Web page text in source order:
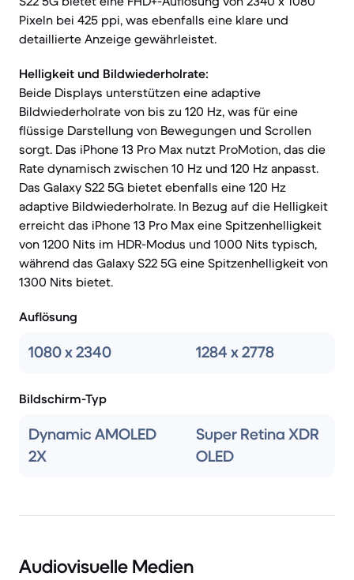
Pixeln bei 425 ppi, was ebenfalls eine klare und
detaillierte Anzeige gewährleistet.
Helligkeit und Bildwiederholrate:
Beide Displays unterstützen eine adaptive
Bildwiederholrate von bis zu 120 Hz, was für eine
flüssige Darstellung von Bewegungen und Scrollen
sorgt. Das iPhone 13 Pro Max nutzt ProMotion, das die
Rate dynamisch zwischen 10 Hz und 120 Hz anpasst.
Das Galaxy S22 5G bietet ebenfalls eine 120 Hz
adaptive Bildwiederholrate. In Bezug auf die Helligkeit
erreicht das iPhone 13 Pro Max eine Spitzenhelligkeit
von 1200 Nits im HDR-Modus und 1000 Nits typisch,
während das Galaxy S22 5G eine Spitzenhelligkeit von
1300 Nits bietet.
Auflösung
1080 x 2340 1284 x 2778
Bildschirm-Typ
Dynamic AMOLED
2X
Super Retina XDR
OLED
Audiovisuelle Medien